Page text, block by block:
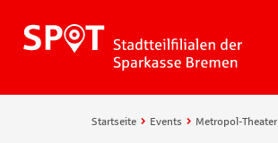
Startseite Events Metropol-Theater